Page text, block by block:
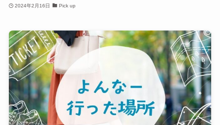
2024年2月16日 Pick up